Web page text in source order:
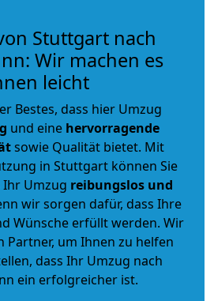
Stuttgart nach
Wir machen es
leicht
Bestes, dass hier Umzug
und eine hervorragende
sowie Qualität bietet. Mit
in Stuttgart können Sie
Ihr Umzug reibungslos und
wir sorgen dafür, dass Ihre
Wünsche erfüllt werden. Wir
Partner, um Ihnen zu helfen
dass Ihr Umzug nach
ein erfolgreicher ist.